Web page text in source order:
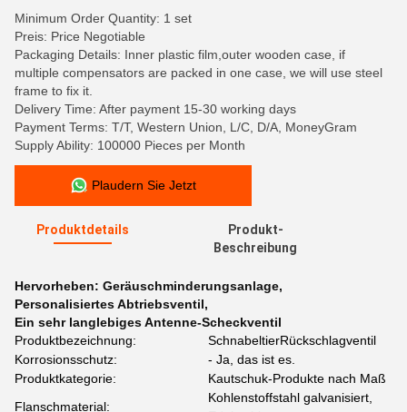
Minimum Order Quantity: 1 set
Preis: Price Negotiable
Packaging Details: Inner plastic film,outer wooden case, if
multiple compensators are packed in one case, we will use steel
frame to fix it.
Delivery Time: After payment 15-30 working days
Payment Terms: T/T, Western Union, L/C, D/A, MoneyGram
Supply Ability: 100000 Pieces per Month
Plaudern Sie Jetzt
Produktdetails
Produkt-
Beschreibung
Hervorheben: Geräuschminderungsanlage,
Personalisiertes Abtriebsventil,
Ein sehr langlebiges Antenne-Scheckventil
Produktbezeichnung:
SchnabeltierRückschlagventil
Korrosionsschutz:
- Ja, das ist es.
Produktkategorie:
Kautschuk-Produkte nach Maß
Flanschmaterial:
Kohlenstoffstahl galvanisiert,